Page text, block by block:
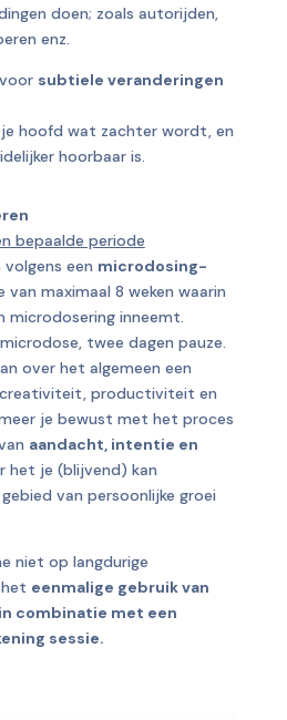
doen; zoals autorijden,
enz.
subtiele veranderingen
hoofd wat zachter wordt, en
hoorbaar is.
bepaalde periode
een microdosing-
van maximaal 8 weken waarin
microdosering inneemt.
twee dagen pauze.
over het algemeen een
productiviteit en
je bewust met het proces
aandacht, intentie en
het je (blijvend) kan
van persoonlijke groei
niet op langdurige
eenmalige gebruik van
combinatie met een
sessie.